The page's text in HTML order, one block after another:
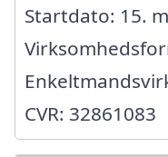
Startdato: 15.
CVR: 32861083